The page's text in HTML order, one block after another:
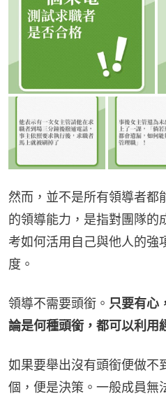
然而，並不是所有領導者都
的領導能力，是指對團隊的
考如何活用自己與他人的強
度。
領導不需要頭銜。 只要有心
論是何種頭銜，都可以利用
如果要舉出沒有頭銜便做不
個，便是決策。一般成員無